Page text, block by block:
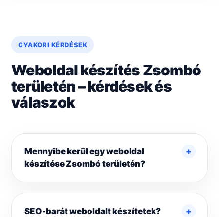
GYAKORI KÉRDÉSEK
Weboldal készítés Zsombó
területén – kérdések és
válaszok
Mennyibe kerül egy weboldal
készítése Zsombó területén?
SEO-barát weboldalt készítetek?